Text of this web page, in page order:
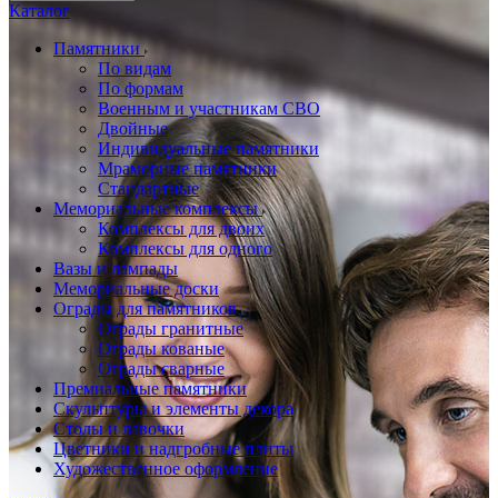
Каталог
Памятники
По видам
По формам
Военным и участникам СВО
Двойные
Индивидуальные памятники
Мраморные памятники
Стандартные
Мемориальные комплексы
Комплексы для двоих
Комплексы для одного
Вазы и лампады
Мемориальные доски
Ограды для памятников
Ограды гранитные
Ограды кованые
Ограды сварные
Премиальные памятники
Скульптуры и элементы декора
Столы и лавочки
Цветники и надгробные плиты
Художественное оформление